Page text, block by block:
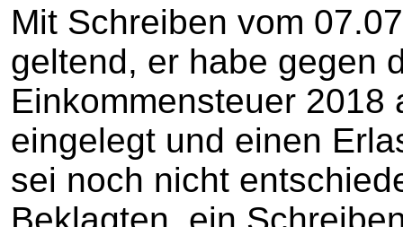
Mit Schreiben vom
geltend, er habe gegen
Einkommensteuer
eingelegt und einen
sei noch nicht
Beklagten, ein